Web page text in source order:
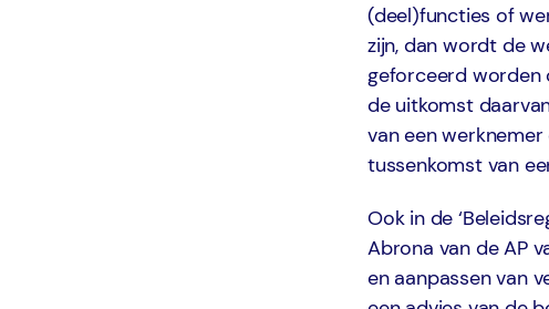
(deel)functies of
zijn, dan wordt de
geforceerd worden
de uitkomst
van een
tussenkomst van
Ook in de
Abrona van de AP
en aanpassen van